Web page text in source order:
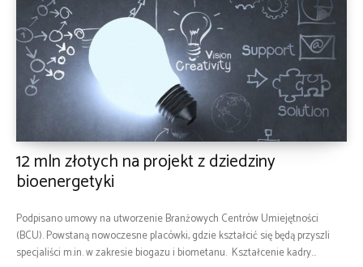
12 mln złotych na projekt z dziedziny
bioenergetyki
Podpisano umowy na utworzenie Branżowych Centrów Umiejętności
(BCU). Powstaną nowoczesne placówki, gdzie kształcić się będą przyszli
specjaliści m.in. w zakresie biogazu i biometanu. Kształcenie kadry...